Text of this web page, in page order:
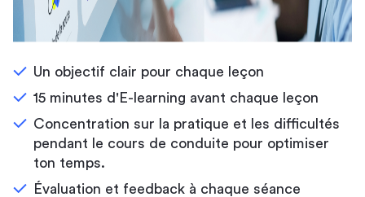
Un objectif clair pour chaque leçon
15 minutes d'E-learning avant chaque leçon
Concentration sur la pratique et les difficultés
pendant le cours de conduite pour optimiser
ton temps.
Évaluation et feedback à chaque séance